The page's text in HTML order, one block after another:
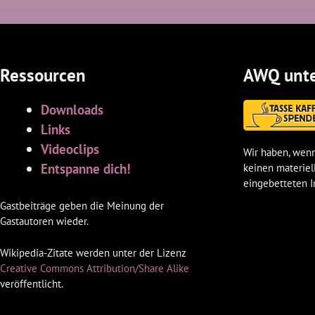
Ressourcen
Downloads
Links
Videoclips
Entspanne dich!
Gastbeiträge geben die Meinung der
Gastautoren wieder.
Wikipedia-Zitate werden unter der Lizenz
Creative Commons Attribution/Share Alike
veröffentlicht.
AWQ
Wir haben,
keinen
eingebetteten